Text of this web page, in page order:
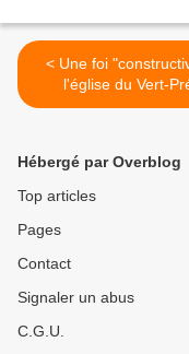
< Une foi "constructive":
l'église du Vert-
Hébergé par Overblog
Top articles
Pages
Contact
Signaler un abus
C.G.U.